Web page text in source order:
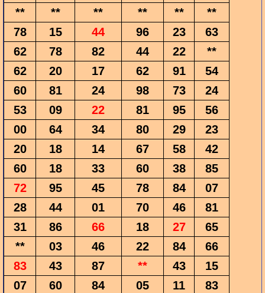
**
** ** ** **
**
78
15 44 96 23
63
62
78 82 44 22
**
62
20 17 62 91
54
60
81 24 98 73
24
53
09 22 81 95
56
00
64 34 80 29
23
20
18 14 67 58
42
60
18 33 60 38
85
72
95 45 78 84
07
28
44 01 70 46
81
31
86 66 18 27
65
**
03 46 22 84
66
83
43 87 ** 43
15
07
60 84 05 11
83